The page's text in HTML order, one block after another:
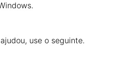
use o seguinte.